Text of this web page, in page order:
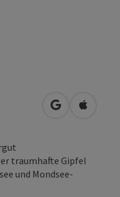
in Google
in
traumhafte Gipfel
und Mondsee-